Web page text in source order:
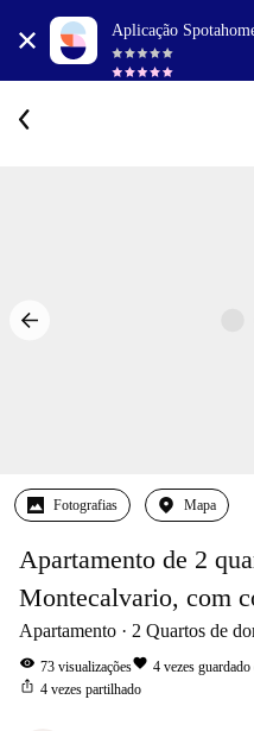
Aplicação
Fotografias Mapa
Apartamento de 2
Montecalvario, com
Apartamento 2 Quartos de
visibility 73 visualizaçõesfavorite 4 vezes
ios_share 4 vezes partilhado